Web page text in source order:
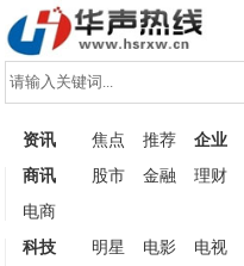
资讯 焦点 推荐 企业
商讯
股市 金融 理财
电商
科技
明星 电影 电视